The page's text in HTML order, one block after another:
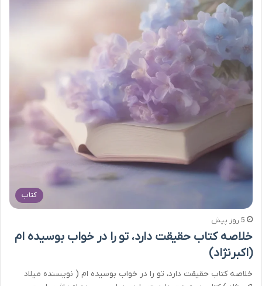
کتاب
5 روز پیش
خلاصه کتاب حقیقت دارد، تو را در خواب بوسیده ام
(اکبرنژاد)
خلاصه کتاب حقیقت دارد، تو را در خواب بوسیده ام ( نویسنده میلاد